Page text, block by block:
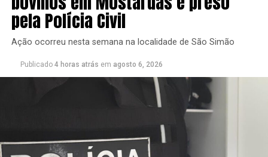
pela Polícia Civil
Ação ocorreu nesta semana na localidade de São Simão
Publicado 4 horas atrás em agosto 6, 2026